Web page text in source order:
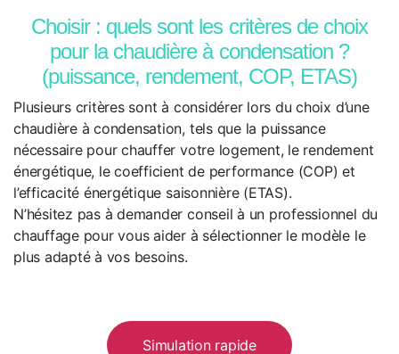
Choisir : quels sont les critères de choix
pour la chaudière à condensation ?
(puissance, rendement, COP, ETAS)
Plusieurs critères sont à considérer lors du choix d’une
chaudière à condensation, tels que la puissance
nécessaire pour chauffer votre logement, le rendement
énergétique, le coefficient de performance (COP) et
l’efficacité énergétique saisonnière (ETAS).
N’hésitez pas à demander conseil à un professionnel du
chauffage pour vous aider à sélectionner le modèle le
plus adapté à vos besoins.
Simulation rapide